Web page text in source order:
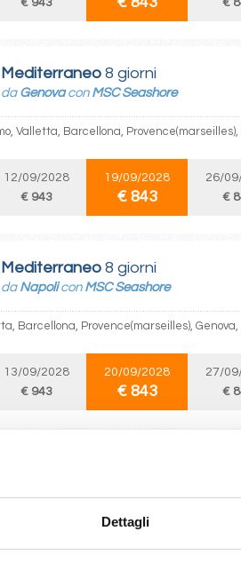
Dettagli
€ 943
€
Mediterraneo 8 giorni
da Genovacon MSC Seashore
Valletta, Barcellona, Provence(marseilles),
12/09/2028
€ 943
19/09/2028
€ 843
26/
€
Mediterraneo 8 giorni
da Napolicon MSC Seashore
Barcellona, Provence(marseilles), Genova,
13/09/2028
€ 943
20/09/2028
€ 843
27/
€
Stavanger, Kristiansand, Oslo,